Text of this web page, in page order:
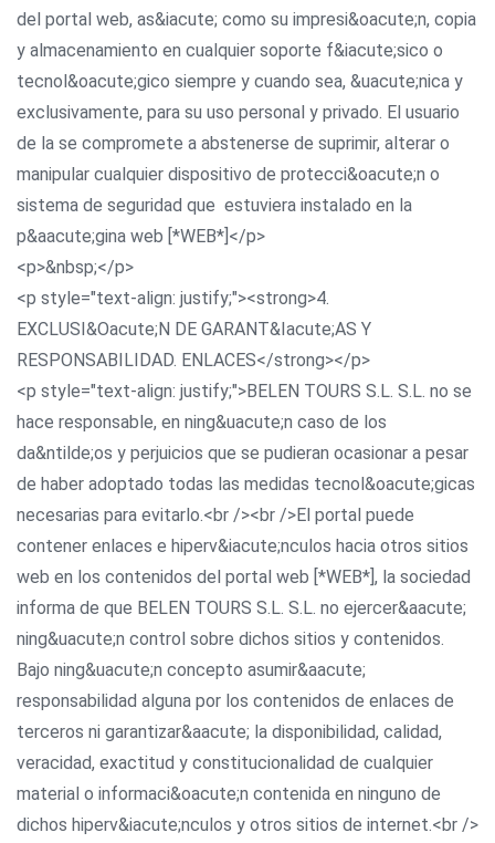
del portal web, as&iacute; como su impresi&oacute;n, copia
y almacenamiento en cualquier soporte f&iacute;sico o
tecnol&oacute;gico siempre y cuando sea, &uacute;nica y
exclusivamente, para su uso personal y privado. El usuario
de la se compromete a abstenerse de suprimir, alterar o
manipular cualquier dispositivo de protecci&oacute;n o
sistema de seguridad que estuviera instalado en la
p&aacute;gina web [*WEB*]</p>
<p>&nbsp;</p>
<p style="text-align: justify;"><strong>4.
EXCLUSI&Oacute;N DE GARANT&Iacute;AS Y
RESPONSABILIDAD. ENLACES</strong></p>
<p style="text-align: justify;">BELEN TOURS S.L. S.L. no se
hace responsable, en ning&uacute;n caso de los
da&ntilde;os y perjuicios que se pudieran ocasionar a pesar
de haber adoptado todas las medidas tecnol&oacute;gicas
necesarias para evitarlo.<br /><br />El portal puede
contener enlaces e hiperv&iacute;nculos hacia otros sitios
web en los contenidos del portal web [*WEB*], la sociedad
informa de que BELEN TOURS S.L. S.L. no ejercer&aacute;
ning&uacute;n control sobre dichos sitios y contenidos.
Bajo ning&uacute;n concepto asumir&aacute;
responsabilidad alguna por los contenidos de enlaces de
terceros ni garantizar&aacute; la disponibilidad, calidad,
veracidad, exactitud y constitucionalidad de cualquier
material o informaci&oacute;n contenida en ninguno de
dichos hiperv&iacute;nculos y otros sitios de internet.<br />